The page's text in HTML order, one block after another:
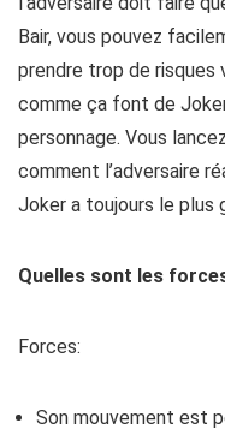
Bair, vous pouvez
prendre trop de risques
comme ça font de
personnage. Vous
comment l’adversaire
Joker a toujours le plus
Quelles sont les
Forces:
Son mouvement est